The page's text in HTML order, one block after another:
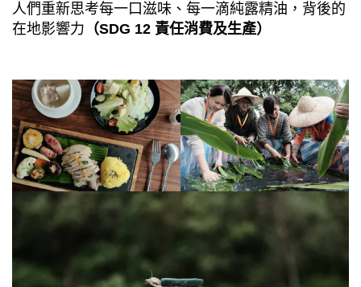
人們重新思考每一口滋味、每一滴純露精油，背後的
在地影響力 （SDG 12 責任消費及生產）